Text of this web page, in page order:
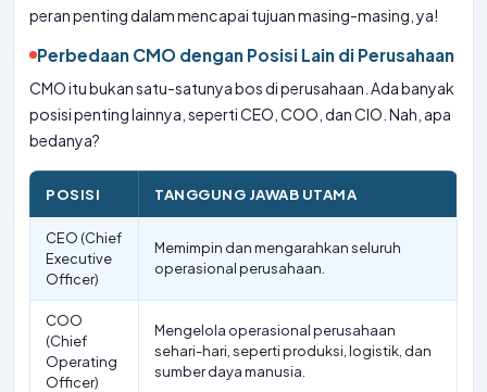
peran penting dalam mencapai tujuan masing-masing, ya!
Perbedaan CMO dengan Posisi Lain di Perusahaan
CMO itu bukan satu-satunya bos di perusahaan. Ada banyak
posisi penting lainnya, seperti CEO, COO, dan CIO. Nah, apa
bedanya?
POSISI TANGGUNG JAWAB UTAMA
CEO (Chief
Executive
Officer)
Memimpin dan mengarahkan seluruh
operasional perusahaan.
COO
(Chief
Operating
Officer)
Mengelola operasional perusahaan
sehari-hari, seperti produksi, logistik, dan
sumber daya manusia.